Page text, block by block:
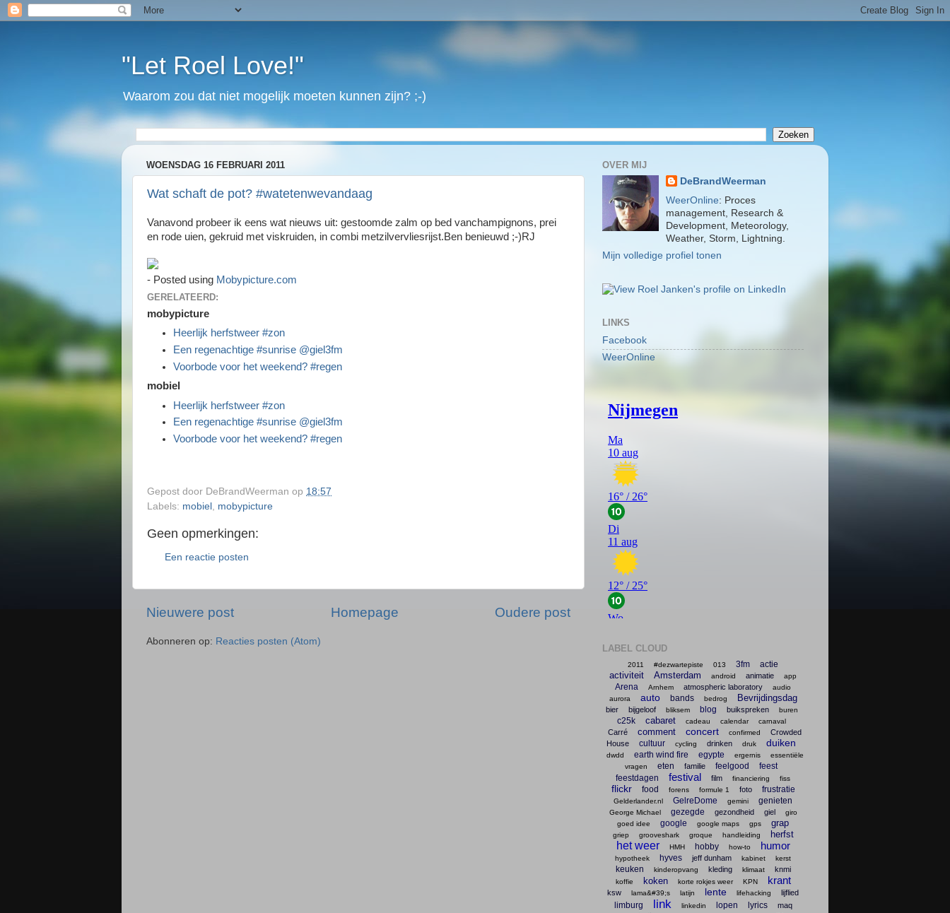
"Let Roel Love!"
Waarom zou dat niet mogelijk moeten kunnen zijn? ;-)
WOENSDAG 16 FEBRUARI 2011
Wat schaft de pot? #watetenwevandaag
Vanavond probeer ik eens wat nieuws uit: gestoomde zalm op bed vanchampignons, prei
en rode uien, gekruid met viskruiden, in combi metzilvervliesrijst.Ben benieuwd ;-)RJ
- Posted using Mobypicture.com
GERELATEERD:
mobypicture
Heerlijk herfstweer #zon
Een regenachtige #sunrise @giel3fm
Voorbode voor het weekend? #regen
mobiel
Heerlijk herfstweer #zon
Een regenachtige #sunrise @giel3fm
Voorbode voor het weekend? #regen
Gepost door DeBrandWeerman op 18:57
Labels: mobiel , mobypicture
Geen opmerkingen:
Een reactie posten
Nieuwere post Oudere post
Homepage
Abonneren op: Reacties posten (Atom)
OVER MIJ
DeBrandWeerman
WeerOnline: Proces
management, Research &
Development, Meteorology,
Weather, Storm, Lightning.
Mijn volledige profiel tonen
LINKS
Facebook
WeerOnline
LABEL CLOUD
2011 #dezwartepiste 013 3fm actie
activiteit Amsterdam android animatie app
Arena Arnhem atmospheric laboratory
audio
aurora
auto bands bedrog Bevrijdingsdag
bier bijgeloof bliksem blog buikspreken buren
c25k cabaret cadeau calendar carnaval
Carré comment concert confirmed
Crowded
House
cultuur cycling drinken druk duiken
dwdd earth wind fire egypte ergernis
essentiële
vragen
eten familie feelgood
feest
feestdagen
festival film financiering fiss
flickr food forens formule 1 foto frustratie
Gelderlander.nl GelreDome gemini genieten
George Michael gezegde gezondheid giel
giro
goed idee
google google maps gps grap
griep grooveshark groque handleiding herfst
het weer HMH hobby how-to humor
hypotheek hyves jeff dunham kabinet kerst
keuken kinderopvang kleding klimaat knmi
koffie koken korte rokjes weer KPN krant
ksw lama&#39;s latijn lente lifehacking lijflied
limburg link linkedin lopen lyrics maq